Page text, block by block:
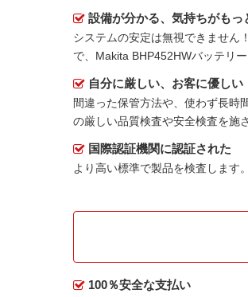
設備が分かる、気持ちがもっ
システムの安定は無視できません
で、Makita BHP452HWバッテリ
自分に厳しい、お客に優しい
間違った保管方法や、使わず長時
の厳しい品質検査や安全検査を施
国際認証機関に認証された
より高い標準で製品を検査します
100％安全な支払い